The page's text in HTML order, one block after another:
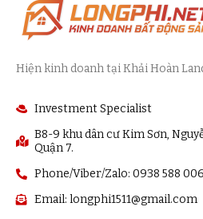
Hiện kinh doanh tại Khải Hoàn
Investment Specialist
B8-9 khu dân cư Kim Sơn,
Quận 7.
Phone/Viber/Zalo: 0938 588 006
Email: longphi1511@gmail.com